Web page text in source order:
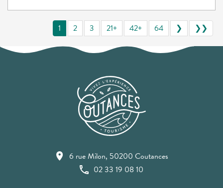
1 2 3 21+ 42+ 64 ❯ ❯❯
6 rue Milon, 50200 Coutances
02 33 19 08 10